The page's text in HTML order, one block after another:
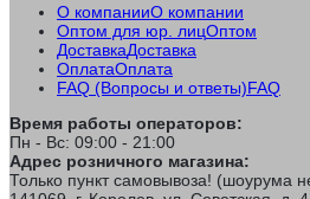
О компанииО компании
Оптом для юр. лицОптом
ДоставкаДоставка
ОплатаОплата
FAQ (Вопросы и ответы)FAQ
Время работы операторов:
Пн - Вс: 09:00 - 21:00
Адрес розничного магазина:
Только пункт самовывоза! (шоурума